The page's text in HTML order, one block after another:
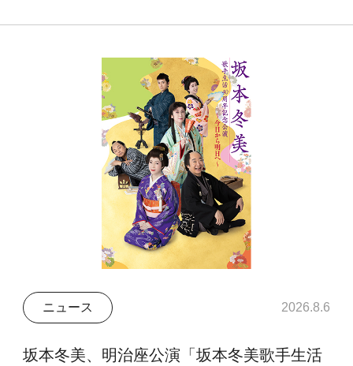
ニュース 2026.8.6
坂本冬美、明治座公演「坂本冬美歌手生活